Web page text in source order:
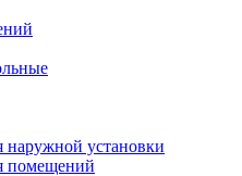
наружной установки
помещений